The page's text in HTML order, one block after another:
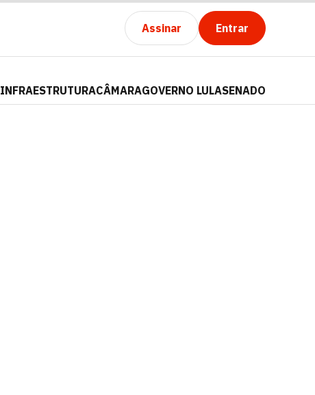
Assinar Entrar
INFRAESTRUTURACÂMARAGOVERNO LULASENADO